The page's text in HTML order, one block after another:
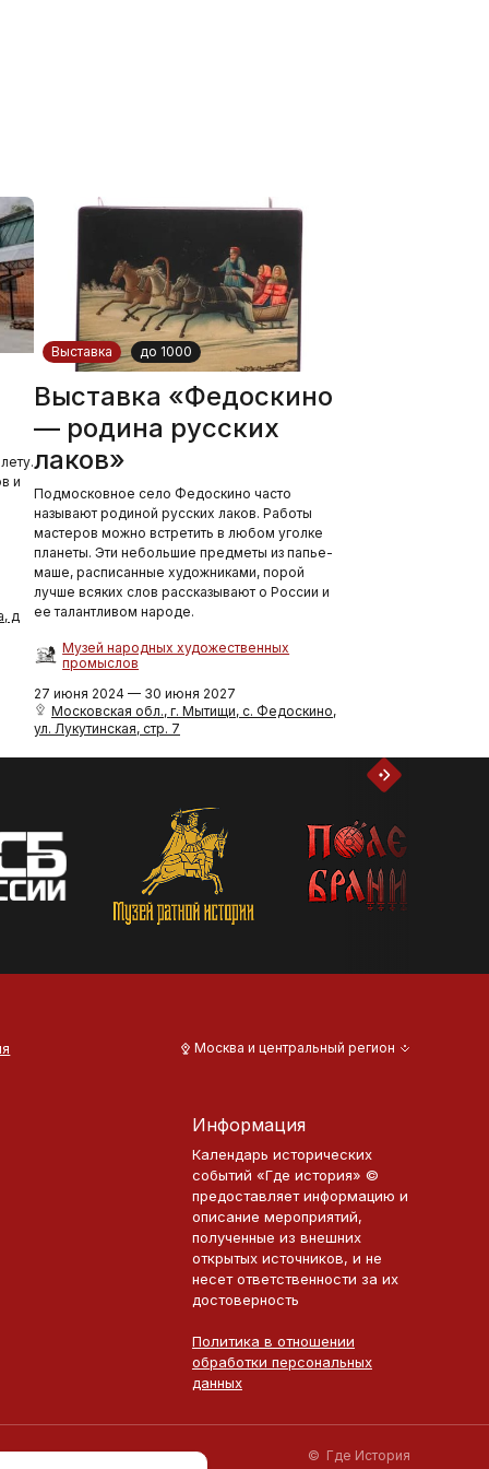
и
д
Выставка до 1000
Выставка «Федоскино
— родина русских
лаков»
Подмосковное село Федоскино часто
называют родиной русских лаков. Работы
мастеров можно встретить в любом уголке
планеты. Эти небольшие предметы из папье-
маше, расписанные художниками, порой
лучше всяких слов рассказывают о России и
ее талантливом народе.
Музей народных художественных
промыслов
27 июня 2024 — 30 июня 2027
Московская обл., г. Мытищи, с. Федоскино,
ул. Лукутинская, стр. 7
Москва и центральный регион
Информация
Календарь исторических
событий «Где история» ©
предоставляет информацию и
описание мероприятий,
полученные из внешних
открытых источников, и не
несет ответственности за их
достоверность
Политика в отношении
обработки персональных
данных
© Где История